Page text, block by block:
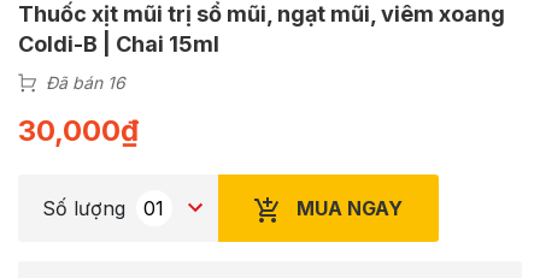
Thuốc xịt mũi trị sổ mũi, ngạt mũi, viêm xoang
Coldi-B | Chai 15ml
Đã bán 16
30,000₫
Số lượng MUA NGAY